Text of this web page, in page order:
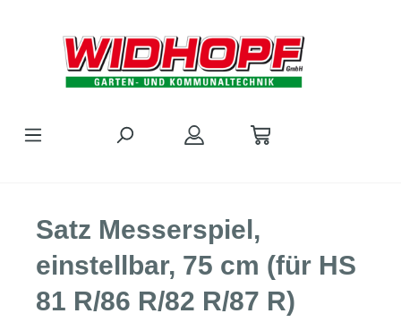
Satz Messerspiel,
einstellbar, 75 cm (für HS
81 R/86 R/82 R/87 R)